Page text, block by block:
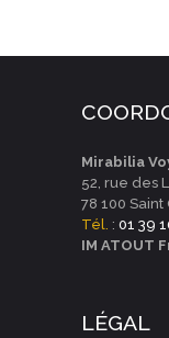
Mirabilia
52, rue des
78 100
Tél. : 01 39
IM ATOUT
LÉGAL